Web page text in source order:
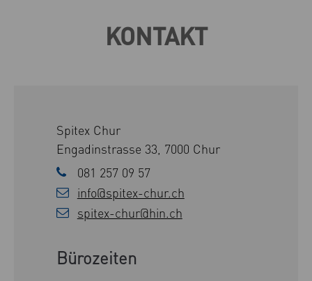
KONTAKT
Spitex Chur
Engadinstrasse 33, 7000 Chur
081 257 09 57
info@spitex-chur.ch
spitex-chur@hin.ch
Bürozeiten